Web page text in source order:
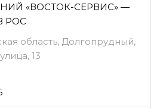
«ВОСТОК-СЕРВИС» —
РОС
область, Долгопрудный,
13